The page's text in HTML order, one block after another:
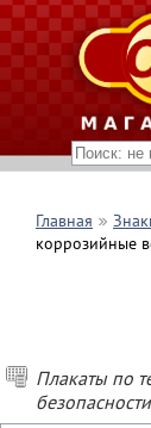
Главная
коррозийные
Плакаты по
безопасности